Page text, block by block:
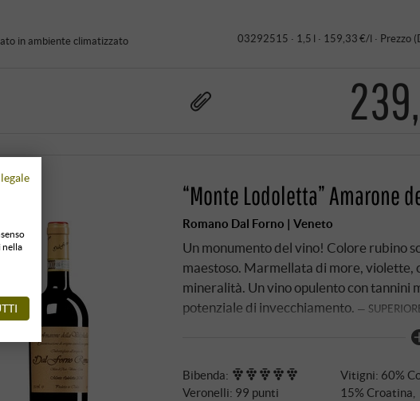
in ambiente climatizzato 03292515 · 1,5 l · 159,33 €/l · Prezzo
“Monte Lodoletta” Amarone
Romano Dal Forno | Veneto
Un monumento del vino! Colore rubino
maestoso. Marmellata di more, violette,
mineralità. Un vino opulento con tannini
potenziale di invecchiamento.
Bibenda:
Veronelli: 99 punti
Vitigni: 60%
15% Croatina,
nella